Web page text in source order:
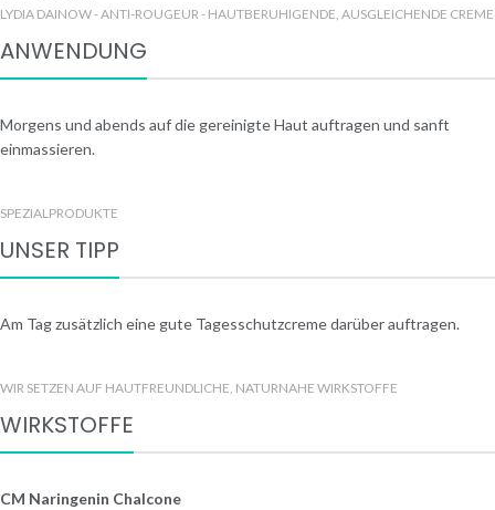
LYDIA DAINOW - ANTI-ROUGEUR - HAUTBERUHIGENDE, AUSGLEICHENDE CREME
ANWENDUNG
Morgens und abends auf die gereinigte Haut auftragen und sanft
einmassieren.
SPEZIALPRODUKTE
UNSER TIPP
Am Tag zusätzlich eine gute Tagesschutzcreme darüber auftragen.
WIR SETZEN AUF HAUTFREUNDLICHE, NATURNAHE WIRKSTOFFE
WIRKSTOFFE
CM Naringenin Chalcone